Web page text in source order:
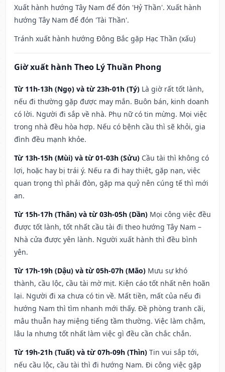
Xuất hành hướng Tây Nam để đón 'Hỷ Thần'. Xuất hành
hướng Tây Nam để đón 'Tài Thần'.
Tránh xuất hành hướng Đông Bắc gặp Hạc Thần (xấu)
Giờ xuất hành Theo Lý Thuần Phong
Từ 11h-13h (Ngọ) và từ 23h-01h (Tý) Là giờ rất tốt lành,
nếu đi thường gặp được may mắn. Buôn bán, kinh doanh
có lời. Người đi sắp về nhà. Phụ nữ có tin mừng. Mọi việc
trong nhà đều hòa hợp. Nếu có bệnh cầu thì sẽ khỏi, gia
đình đều mạnh khỏe.
Từ 13h-15h (Mùi) và từ 01-03h (Sửu) Cầu tài thì không có
lợi, hoặc hay bị trái ý. Nếu ra đi hay thiệt, gặp nạn, việc
quan trọng thì phải đòn, gặp ma quỷ nên cúng tế thì mới
an.
Từ 15h-17h (Thân) và từ 03h-05h (Dần) Mọi công việc đều
được tốt lành, tốt nhất cầu tài đi theo hướng Tây Nam –
Nhà cửa được yên lành. Người xuất hành thì đều bình
yên.
Từ 17h-19h (Dậu) và từ 05h-07h (Mão) Mưu sự khó
thành, cầu lộc, cầu tài mờ mịt. Kiện cáo tốt nhất nên hoãn
lại. Người đi xa chưa có tin về. Mất tiền, mất của nếu đi
hướng Nam thì tìm nhanh mới thấy. Đề phòng tranh cãi,
mâu thuẫn hay miệng tiếng tầm thường. Việc làm chậm,
lâu la nhưng tốt nhất làm việc gì đều cần chắc chắn.
Từ 19h-21h (Tuất) và từ 07h-09h (Thìn) Tin vui sắp tới,
nếu cầu lộc, cầu tài thì đi hướng Nam. Đi công việc gặp